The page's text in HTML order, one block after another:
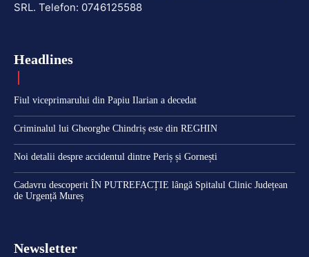
SRL. Telefon: 0746125588
Headlines
Fiul viceprimarului din Papiu Ilarian a decedat
Criminalul lui Gheorghe Chindriș este din REGHIN
Noi detalii despre accidentul dintre Periș și Gornești
Cadavru descoperit ÎN PUTREFACȚIE lângă Spitalul Clinic Județean
de Urgență Mureș
Newsletter